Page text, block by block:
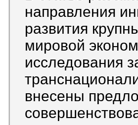
направления
развития
мировой
исследования
внесены